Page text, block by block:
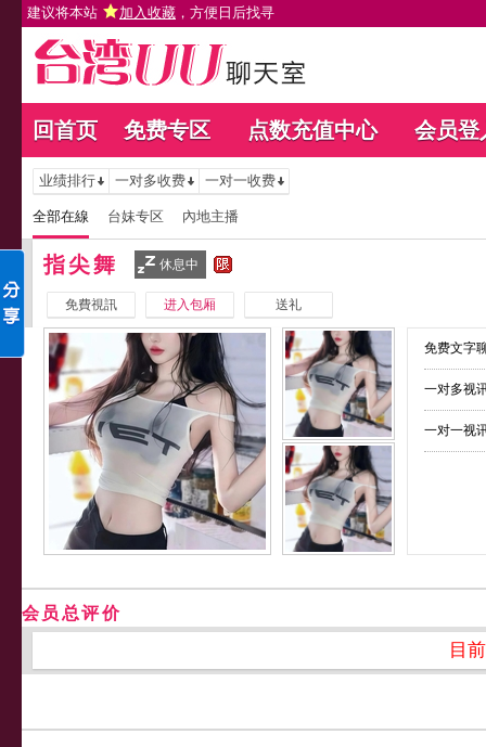
建议将本站 加入收藏 ，方便日后找寻
回首页 免费专区 点数充值中心 会员登
业绩排行 一对多收费 一对一收费
全部在線 台妹专区 內地主播
指尖舞 休息中
免費視訊 进入包厢 送礼
免费文字
一对多视
一对一视
会员总评价
目